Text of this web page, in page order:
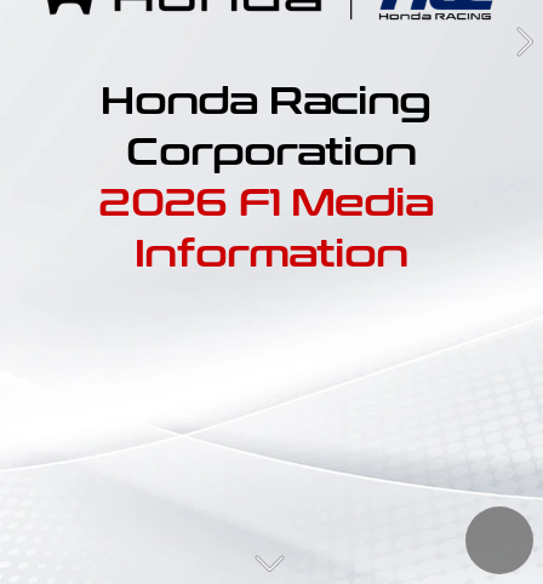
Honda Racing
Corporation
2026 F1 Media
Information